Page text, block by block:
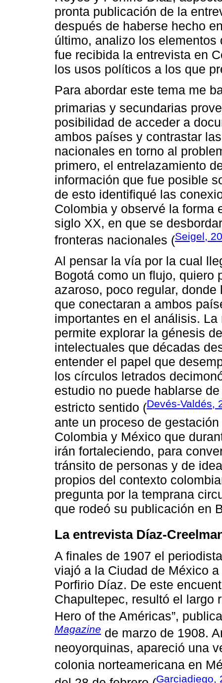
pronta publicación de la
después de haberse hecho
último, analizo los
fue recibida la entrevista en
los usos políticos a los que
Para abordar este tema me
primarias y secundarias
posibilidad de acceder a
ambos países y contrastar
nacionales en torno al
primero, el entrelazamiento
información que fue posible
de esto identifiqué las
Colombia y observé la forma
siglo XX, en que se
fronteras nacionales (Seigel,
Al pensar la vía por la cual
Bogotá como un flujo, quiero
azaroso, poco regular,
que conectaran a ambos
importantes en el análisis.
permite explorar la génesis
intelectuales que décadas
entender el papel que
los círculos letrados
estudio no puede hablarse
estricto sentido (Devés-Valdés,
ante un proceso de
Colombia y México que
irán fortaleciendo, para
tránsito de personas y de
propios del contexto
pregunta por la temprana
que rodeó su publicación en
La entrevista Díaz-
A finales de 1907 el
viajó a la Ciudad de México
Porfirio Díaz. De este
Chapultepec, resultó el largo
Hero of the Américas”,
Magazine de marzo de 1908.
neoyorquinas, apareció una
colonia norteamericana en
Garciadiego,